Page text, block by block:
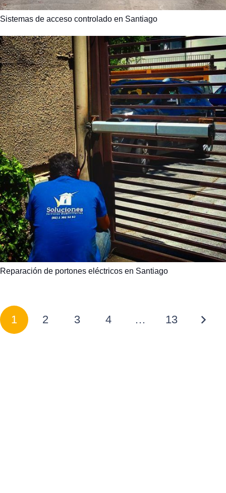
Sistemas de acceso controlado en Santiago
Reparación de portones eléctricos en Santiago
1 2 3 4 … 13